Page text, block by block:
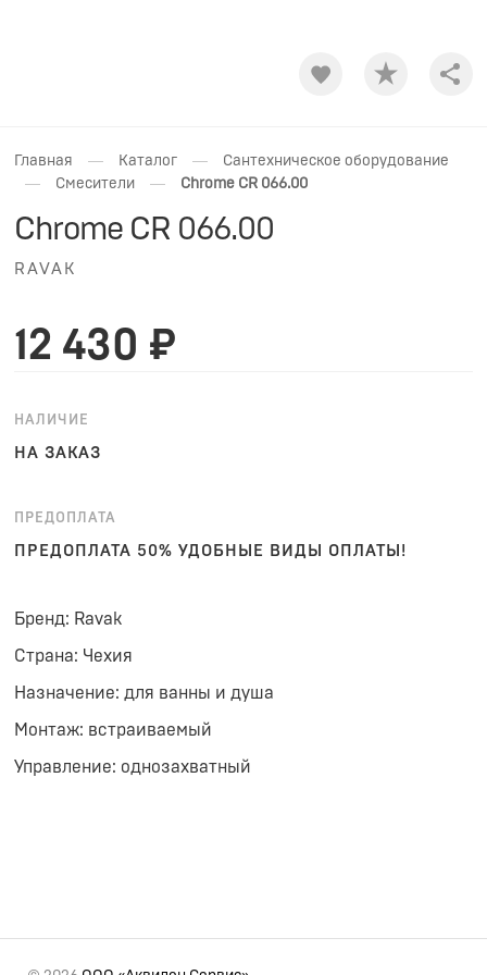
Главная — Каталог — Сантехническое оборудование
— Смесители — Chrome CR 066.00
Chrome CR 066.00
RAVAK
12 430 ₽
НАЛИЧИЕ
НА ЗАКАЗ
ПРЕДОПЛАТА
ПРЕДОПЛАТА 50% УДОБНЫЕ ВИДЫ ОПЛАТЫ!
Бренд: Ravak
Страна: Чехия
Назначение: для ванны и душа
Монтаж: встраиваемый
Управление: однозахватный